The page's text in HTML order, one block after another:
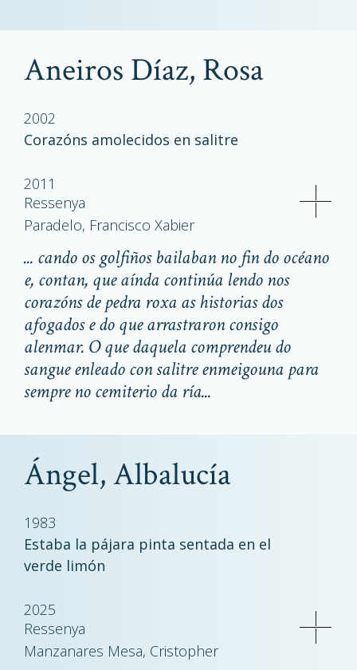
Aneiros Díaz, Rosa
2002
Corazóns amolecidos en salitre
2011
Ressenya
Paradelo, Francisco Xabier
... cando os golfiños bailaban no fin do océano
e, contan, que aínda continúa lendo nos
corazóns de pedra roxa as historias dos
afogados e do que arrastraron consigo
alenmar. O que daquela comprendeu do
sangue enleado con salitre enmeigouna para
sempre no cemiterio da ría...
Ángel, Albalucía
1983
Estaba la pájara pinta sentada en el
verde limón
2025
Ressenya
Manzanares Mesa, Cristopher